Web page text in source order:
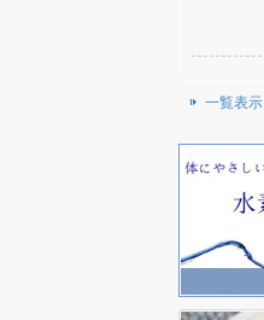
一覧表示